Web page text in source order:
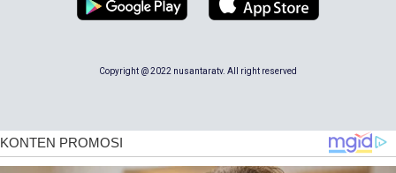
Copyright @ 2022 nusantaratv. All right reserved